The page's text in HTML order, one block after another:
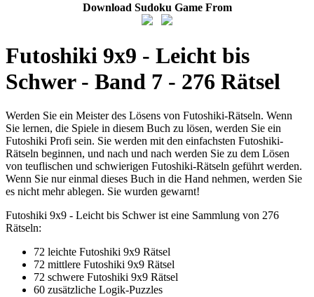
Download Sudoku Game From
Futoshiki 9x9 - Leicht bis
Schwer - Band 7 - 276 Rätsel
Werden Sie ein Meister des Lösens von Futoshiki-Rätseln. Wenn
Sie lernen, die Spiele in diesem Buch zu lösen, werden Sie ein
Futoshiki Profi sein. Sie werden mit den einfachsten Futoshiki-
Rätseln beginnen, und nach und nach werden Sie zu dem Lösen
von teuflischen und schwierigen Futoshiki-Rätseln geführt werden.
Wenn Sie nur einmal dieses Buch in die Hand nehmen, werden Sie
es nicht mehr ablegen. Sie wurden gewarnt!
Futoshiki 9x9 - Leicht bis Schwer ist eine Sammlung von 276
Rätseln:
72 leichte Futoshiki 9x9 Rätsel
72 mittlere Futoshiki 9x9 Rätsel
72 schwere Futoshiki 9x9 Rätsel
60 zusätzliche Logik-Puzzles